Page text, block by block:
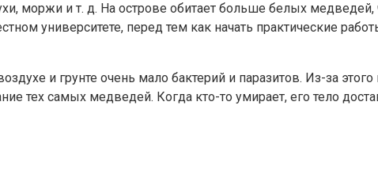
моржи и т. д. На острове обитает больше белых
университете, перед тем как начать практические
и грунте очень мало бактерий и паразитов. Из-за
тех самых медведей. Когда кто-то умирает, его тело